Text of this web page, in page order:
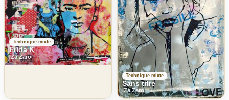
Technique mixte
Frida K
IZa Zaro
Technique mixte
Sans titre
IZa Zaro